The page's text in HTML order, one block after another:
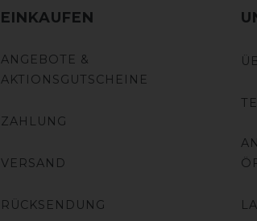
EINKAUFEN
ANGEBOTE &
AKTIONSGUTSCHEINE
ZAHLUNG
VERSAND
RÜCKSENDUNG